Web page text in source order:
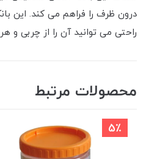
درون ظرف را فراهم می کند. این
راحتی می توانید آن را از چربی و
محصولات مرتبط
5٪